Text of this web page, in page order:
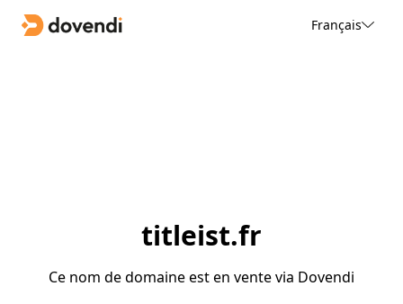
Français
titleist.fr
Ce nom de domaine est en vente via Dovendi